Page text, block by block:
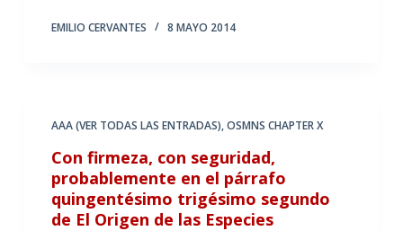
EMILIO CERVANTES 8 MAYO 2014
AAA (VER TODAS LAS ENTRADAS),OSMNS CHAPTER X
Con firmeza, con seguridad,
probablemente en el párrafo
quingentésimo trigésimo segundo
de El Origen de las Especies